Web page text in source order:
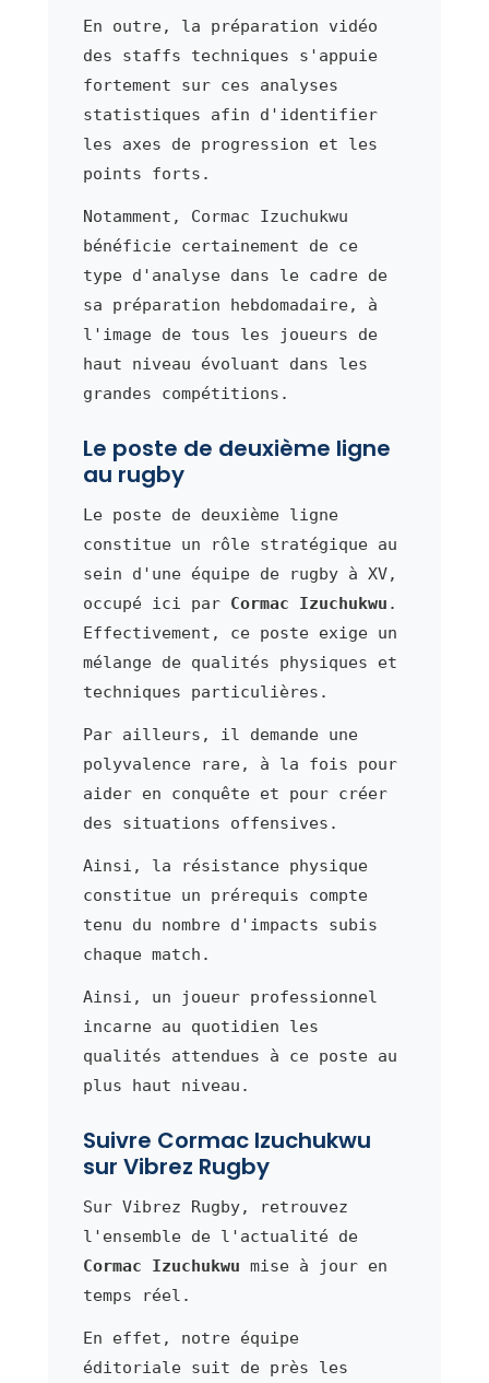
En outre, la préparation vidéo
des staffs techniques s'appuie
fortement sur ces analyses
statistiques afin d'identifier
les axes de progression et les
points forts.
Notamment, Cormac Izuchukwu
bénéficie certainement de ce
type d'analyse dans le cadre de
sa préparation hebdomadaire, à
l'image de tous les joueurs de
haut niveau évoluant dans les
grandes compétitions.
Le poste de deuxième ligne
au rugby
Le poste de deuxième ligne
constitue un rôle stratégique au
sein d'une équipe de rugby à XV,
occupé ici par Cormac Izuchukwu .
Effectivement, ce poste exige un
mélange de qualités physiques et
techniques particulières.
Par ailleurs, il demande une
polyvalence rare, à la fois pour
aider en conquête et pour créer
des situations offensives.
Ainsi, la résistance physique
constitue un prérequis compte
tenu du nombre d'impacts subis
chaque match.
Ainsi, un joueur professionnel
incarne au quotidien les
qualités attendues à ce poste au
plus haut niveau.
Suivre Cormac Izuchukwu
sur Vibrez Rugby
Sur Vibrez Rugby, retrouvez
l'ensemble de l'actualité de
Cormac Izuchukwu mise à jour en
temps réel.
En effet, notre équipe
éditoriale suit de près les